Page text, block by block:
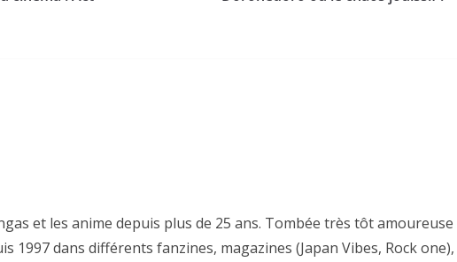
et les anime depuis plus de 25 ans. Tombée très tôt amoureuse
1997 dans différents fanzines, magazines (Japan Vibes, Rock one),